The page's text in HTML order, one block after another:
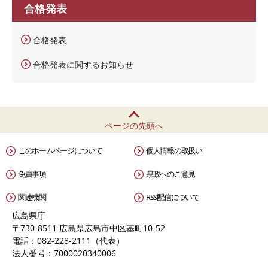
合格発表
合格発表
合格発表に関するお知らせ
ページの先頭へ
このホームページについて 個人情報の取扱い
免責事項 県政へのご意見
関連機関 RSS配信について
広島県庁
〒730-8511 広島県広島市中区基町10-52
電話：082-228-2111（代表）
法人番号：7000020340006